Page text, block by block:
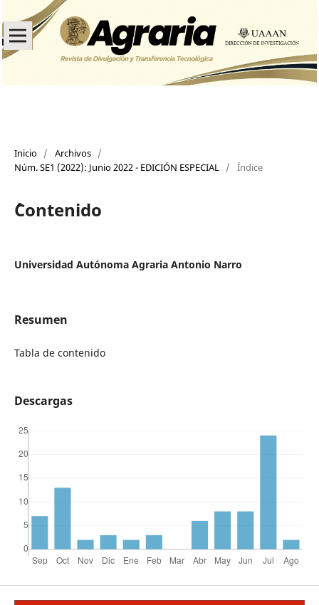
Inicio / Archivos /
Núm. SE1 (2022): Junio 2022 - EDICIÓN ESPECIAL / Índice
´Contenido
Universidad Autónoma Agraria Antonio Narro
Resumen
Tabla de contenido
Descargas